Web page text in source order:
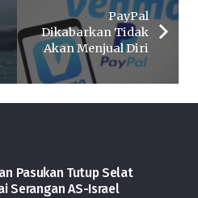
PayPal
Dikabarkan Tidak
Akan Menjual Diri
Pasukan Tutup Selat
Serangan AS-Israel